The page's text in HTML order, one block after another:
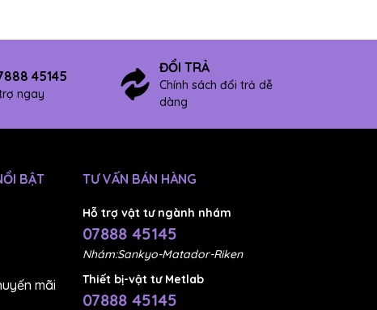
45145
ngay
ĐỔI TRẢ
Chính sách đổi trả dễ
dàng
BẬT
mãi
TƯ VẤN BÁN HÀNG
Hỗ trợ vật tư ngành nhám
07888 45145
Nhám:Sankyo-Matador-Riken
Thiết bị-vật tư Metlab
07888 45145